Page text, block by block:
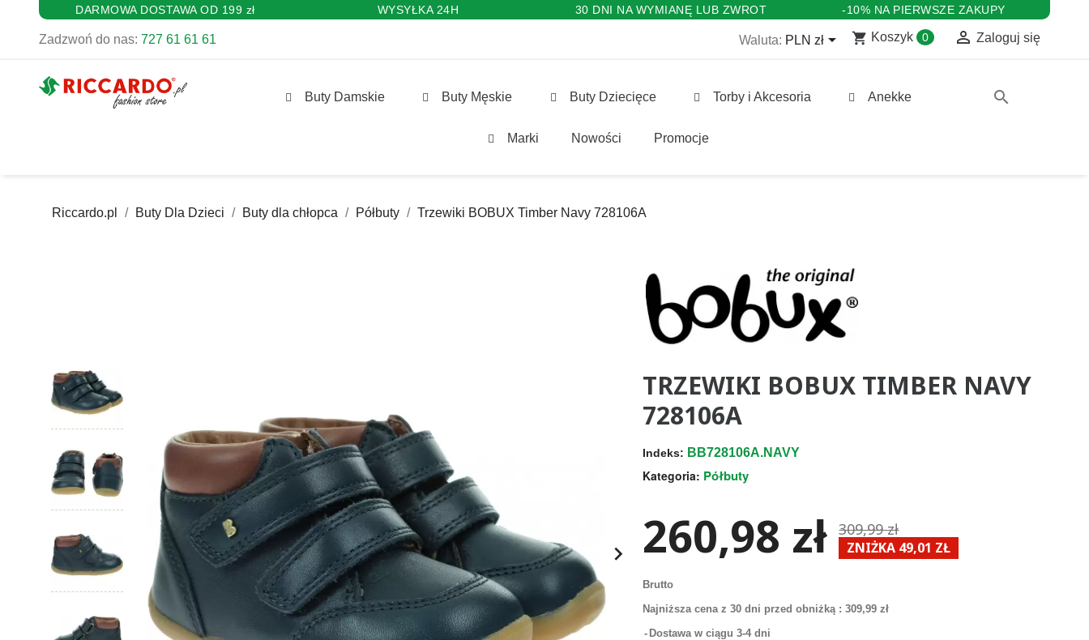
DARMOWA DOSTAWA OD 199 zł WYSYŁKA 24H 30 DNI NA WYMIANĘ LUB ZWROT -10% NA PIERWSZE ZAKUPY
Zadzwoń do nas: 727 61 61 61 Waluta: PLN zł shopping_cart Koszyk 0  Zaloguj się
Buty Damskie Buty Męskie Buty Dziecięce Torby i Akcesoria Anekke
Marki Nowości Promocje
search
Riccardo.pl Buty Dla Dzieci Buty dla chłopca Półbuty Trzewiki BOBUX Timber Navy 728106A

TRZEWIKI BOBUX TIMBER NAVY
728106A
Indeks: BB728106A.NAVY
Kategoria: Półbuty
260,98 zł 309,99 zł
ZNIŻKA 49,01 ZŁ
Brutto
Najniższa cena z 30 dni przed obniżką : 309,99 zł
Dostawa w ciągu 3-4 dni